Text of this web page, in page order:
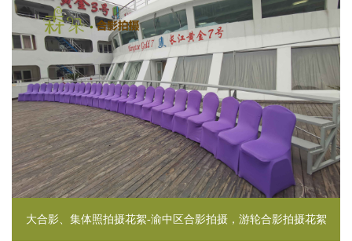
大合影、集体照拍摄花絮-渝中区合影拍摄，游轮合影拍摄花絮